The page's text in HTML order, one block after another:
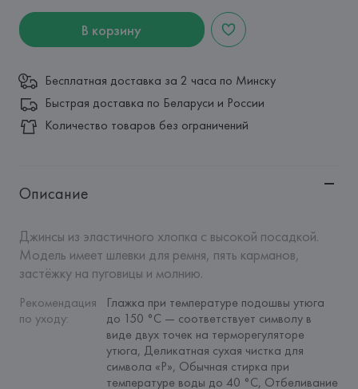
В корзину
Бесплатная доставка за 2 часа по Минску
Быстрая доставка по Беларуси и России
Количество товаров без ограничений
Описание
Джинсы из эластичного хлопка с высокой посадкой.
Модель имеет шлевки для ремня, пять карманов,
застёжку на пуговицы и молнию.
Рекомендация
по уходу:
Глажка при температуре подошвы утюга
до 150 °C — соответствует символу в
виде двух точек на терморегуляторе
утюга, Деликатная сухая чистка для
символа «P», Обычная стирка при
температуре воды до 40 °C, Отбеливание